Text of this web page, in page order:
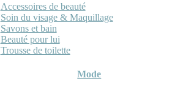
Accessoires de beauté
Soin du visage & Maquillage
Savons et bain
Beauté pour lui
Trousse de toilette
Mode